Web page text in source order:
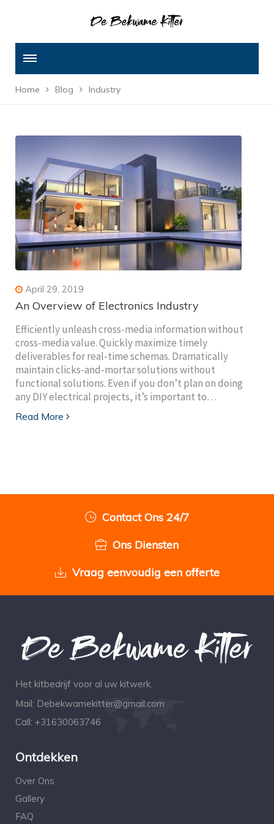
Home Blog Industry
April 29, 2019
An Overview of Electronics Industry
Efficiently unleash cross-media information without
cross-media value. Quickly maximize timely
deliverables for real-time schemas. Dramatically
maintain clicks-and-mortar solutions without
functional solutions. Even if you don’t plan on doing
any DIY electrical projects, it’s important to…
Read More
Contact Ons 24/7
Ons Diensten
Vraag eenvoudig een offerte
Het kitbedrijf voor al uw kitwerk.
Mail: Debekwamekitter@gmail.com
Call: +31630063746
Ontdekken
Over Ons
Gallery
FAQ